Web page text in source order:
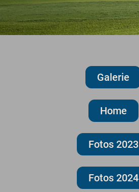
Galerie
Home
Fotos 2023
Fotos 2024